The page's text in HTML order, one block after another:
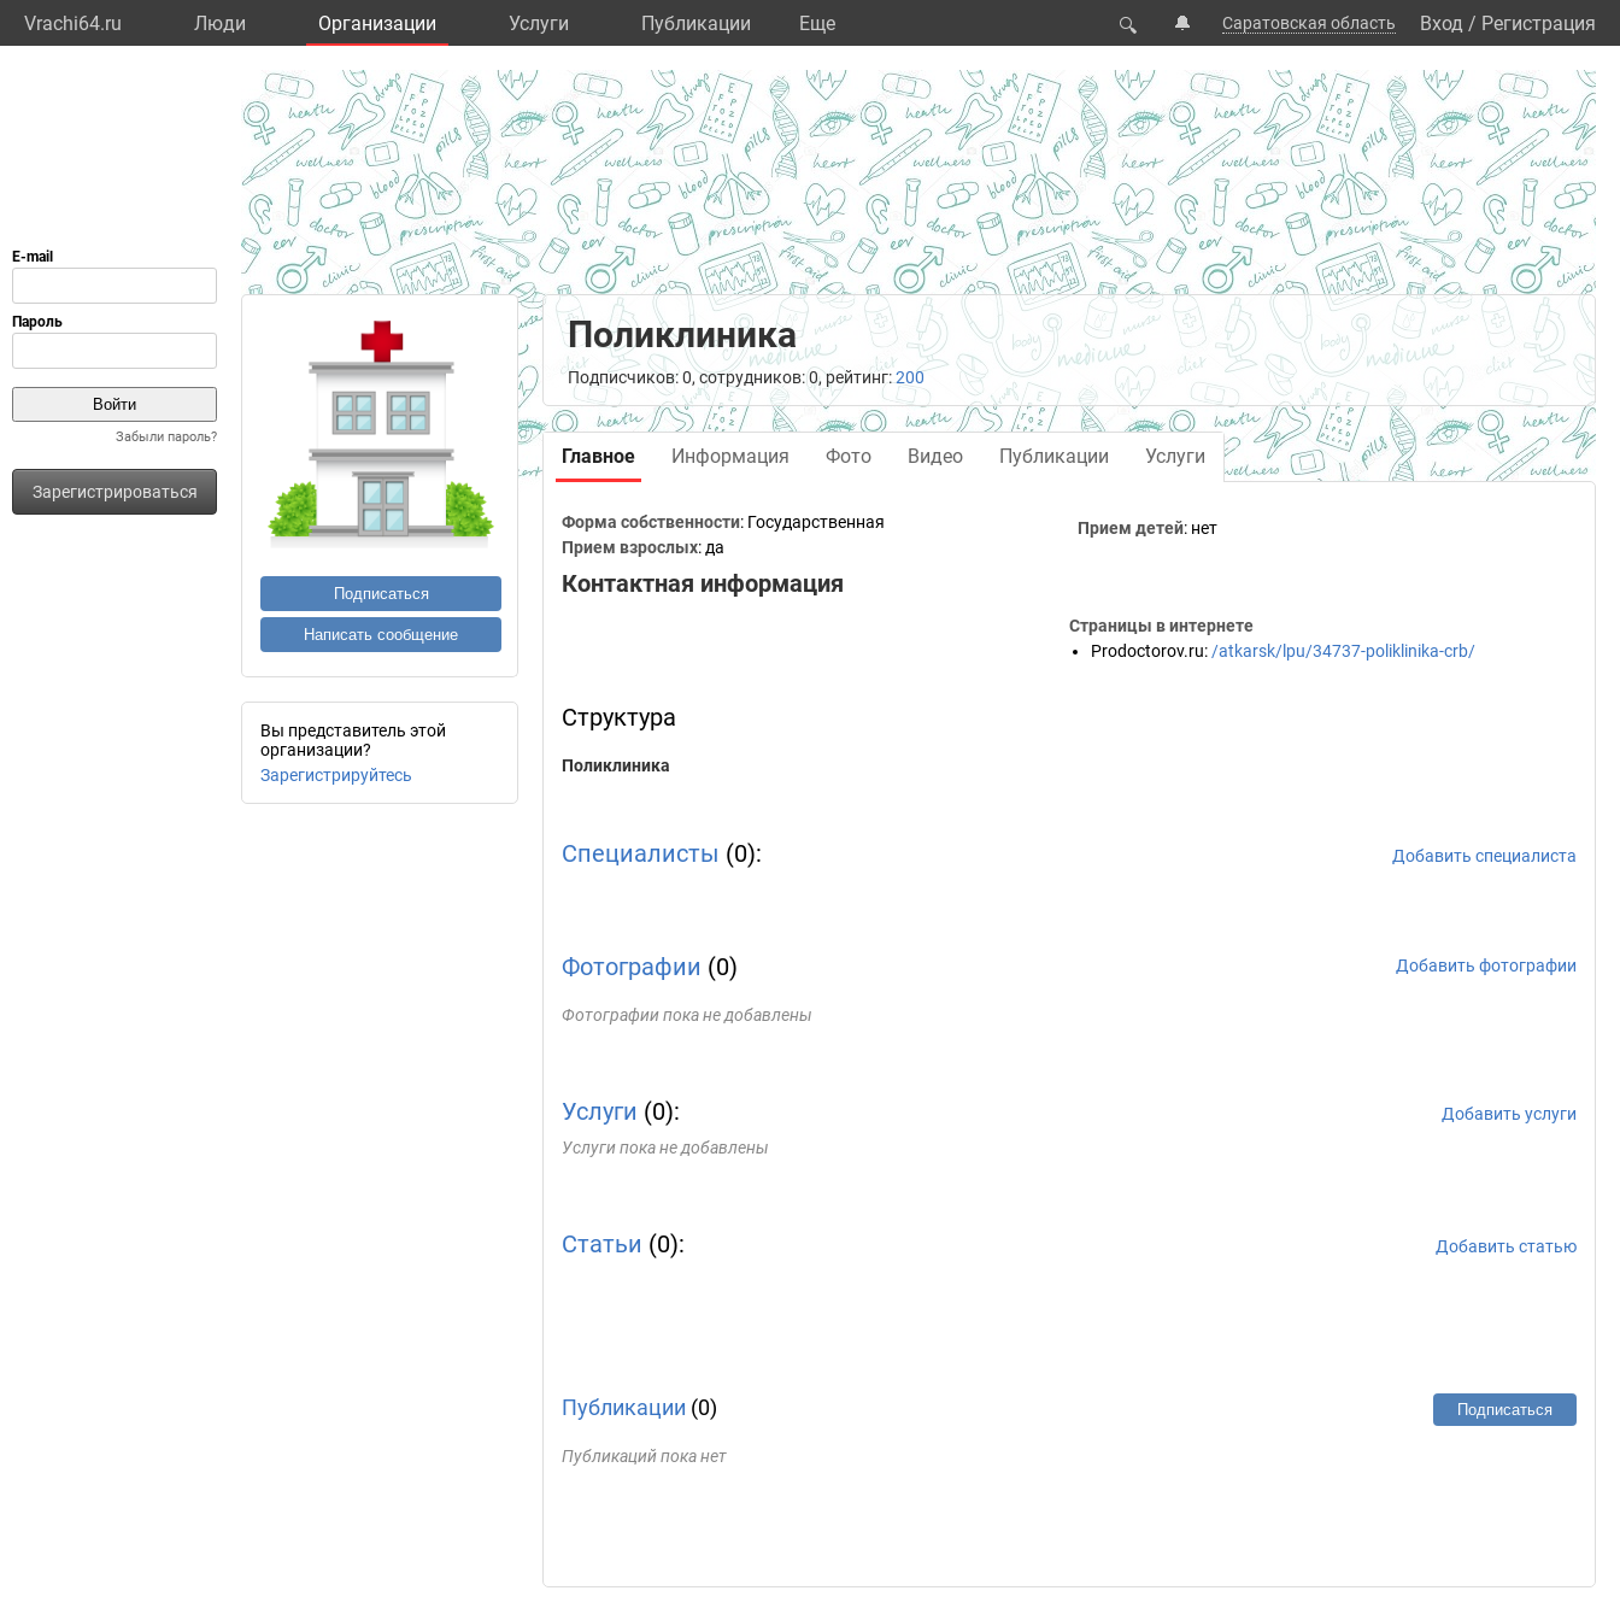
Vrachi64.ru Люди Организации Услуги Публикации Eще 🔍 🔔 Саратовская область Вход / Регистрация
Забыли пароль?
Зарегистрироваться
Подписаться
Написать сообщение
Вы представитель этой
организации?
Зарегистрируйтесь
Поликлиника
Подписчиков: 0, сотрудников: 0, рейтинг:200
Главное Информация Фото Видео Публикации Услуги
Форма собственности: Государственная
Прием взрослых: да
Прием детей: нет
Контактная информация
Страницы в интернете
Prodoctorov.ru: /atkarsk/lpu/34737-poliklinika-crb/
Структура
Поликлиника
Специалисты (0): Добавить специалиста
Фотографии (0) Добавить фотографии
Фотографии пока не добавлены
Услуги (0):
Добавить услуги
Услуги пока не добавлены
Статьи (0): Добавить статью
Публикации (0) Подписаться
Публикаций пока нет